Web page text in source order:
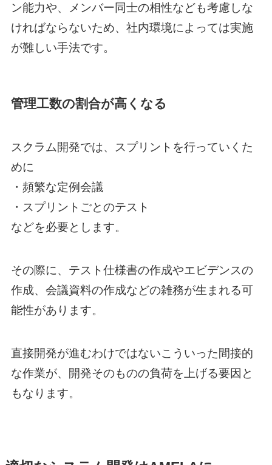
ン能力や、メンバー同士の相性なども考慮しな
ければならないため、社内環境によっては実施
が難しい手法です。
管理工数の割合が高くなる
スクラム開発では、スプリントを行っていくた
めに
・頻繁な定例会議
・スプリントごとのテスト
などを必要とします。
その際に、テスト仕様書の作成やエビデンスの
作成、会議資料の作成などの雑務が生まれる可
能性があります。
直接開発が進むわけではないこういった間接的
な作業が、開発そのものの負荷を上げる要因と
もなります。